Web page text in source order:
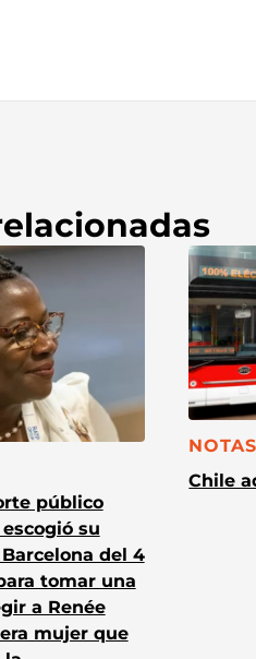
público
su
del 4
tomar una
a Renée
mujer que
NOTAS
Chile